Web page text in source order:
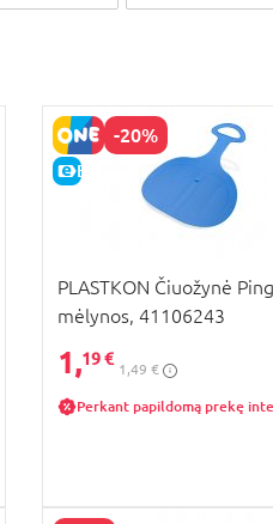
-20%
E-KAINA
PLASTKON Čiuožynė
mėlynos, 41106243
1,19 €
1,49 €
Perkant papildomą prekę